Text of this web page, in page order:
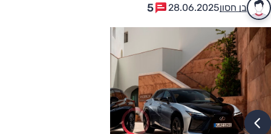
בן חסון28.06.2025
5